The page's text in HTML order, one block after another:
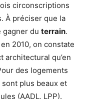
circonscriptions
À préciser que la
gagner du terrain.
2010, on constate
architectural qu’en
des logements
sont plus beaux et
(AADL, LPP).